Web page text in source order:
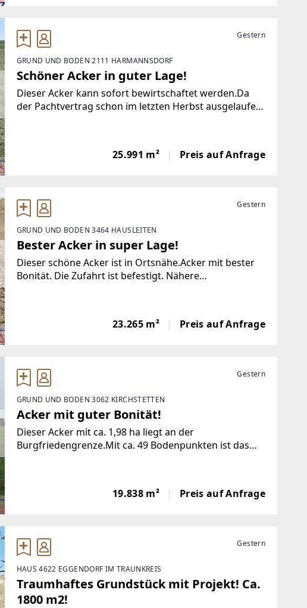
Gestern
GRUND UND BODEN 2111 HARMANNSDORF
Schöner Acker in guter Lage!
Dieser Acker kann sofort bewirtschaftet werden.Da
der Pachtvertrag schon im letzten Herbst ausgelaufen
25.991 m² Preis auf Anfrage
Gestern
GRUND UND BODEN 3464 HAUSLEITEN
Bester Acker in super Lage!
Dieser schöne Acker ist in Ortsnähe.Acker mit bester
Bonität. Die Zufahrt ist befestigt. Nähere
23.265 m² Preis auf Anfrage
Gestern
GRUND UND BODEN 3062 KIRCHSTETTEN
Acker mit guter Bonität!
Dieser Acker mit ca. 1,98 ha liegt an der
Burgfriedengrenze.Mit ca. 49 Bodenpunkten ist das
19.838 m² Preis auf Anfrage
Gestern
HAUS 4622 EGGENDORF IM TRAUNKREIS
Traumhaftes Grundstück mit Projekt! Ca.
1800 m2!